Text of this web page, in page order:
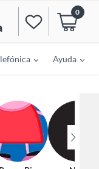
0
Ayuda